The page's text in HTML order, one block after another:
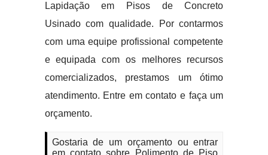
Lapidação em Pisos de Concreto
Usinado com qualidade. Por contarmos
com uma equipe profissional competente
e equipada com os melhores recursos
comercializados, prestamos um ótimo
atendimento. Entre em contato e faça um
orçamento.
Gostaria de um orçamento ou entrar
em contato sobre Polimento de Piso